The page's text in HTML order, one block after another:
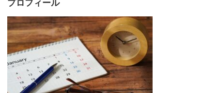
プロフィール